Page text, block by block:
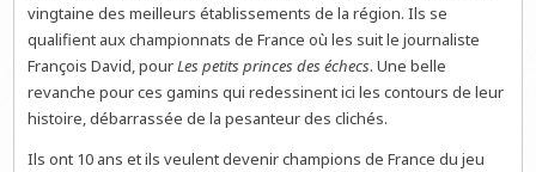
vingtaine des meilleurs établissements de la région. Ils se
qualifient aux championnats de France où les suit le journaliste
François David, pourLes petits princes des échecs. Une belle
revanche pour ces gamins qui redessinent ici les contours de leur
histoire, débarrassée de la pesanteur des clichés.
Ils ont 10 ans et ils veulent devenir champions de France du jeu